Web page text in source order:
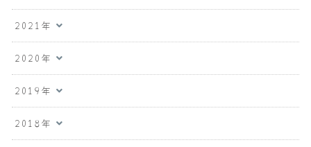
2021年
2020年
2019年
2018年